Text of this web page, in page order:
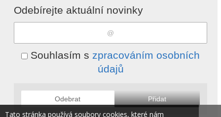
Odebírejte aktuální novinky
Souhlasím s zpracováním osobních
údajů
Odebrat Přidat
Tato stránka používá soubory cookies, které nám